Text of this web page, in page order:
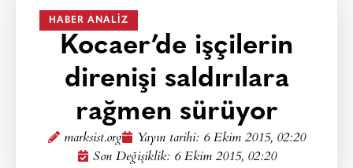
HABER ANALIZ
Kocaer’de işçilerin
direnişi saldırılara
rağmen sürüyor
marksist.org Yayın tarihi: 6 Ekim 2015, 02:20
Son Değişiklik: 6 Ekim 2015, 02:20